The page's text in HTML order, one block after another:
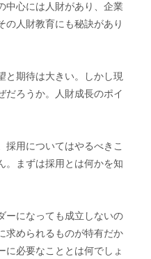
中心には人財があり、企業
の人財教育にも秘訣があり
期待は大きい。しかし現
だろうか。人財成長のポイ
用についてはやるべきこ
。まずは採用とは何かを知
ーになっても成立しないの
求められるものが特有だか
に必要なこととは何でしょ